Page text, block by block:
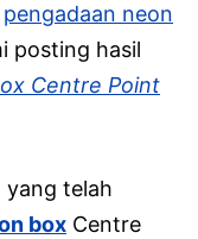
pengadaan neon
posting hasil
Centre Point
yang telah
box Centre